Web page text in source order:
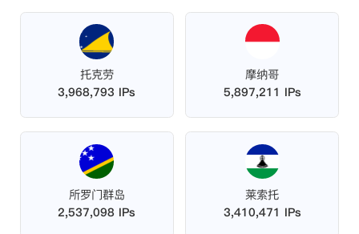
托克劳
3,968,793 IPs
摩纳哥
5,897,211 IPs
所罗门群岛
2,537,098 IPs
莱索托
3,410,471 IPs